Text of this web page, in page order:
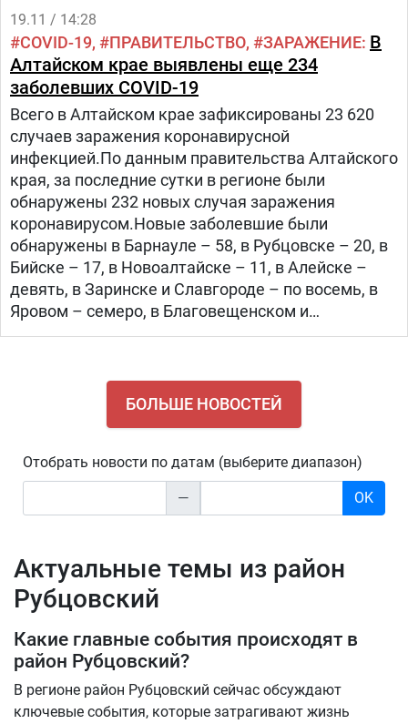
районах – по пятеро, в Алейске и Белокурихе,
Завьяловском, Калманском, Каменском,
19.11 / 14:28
COVID-19 ПРАВИТЕЛЬСТВО ЗАРАЖЕНИЕ В
Алтайском крае выявлены еще 234
заболевших COVID-19
Всего в Алтайском крае зафиксированы 23 620
случаев заражения коронавирусной
инфекцией.По данным правительства Алтайского
края, за последние сутки в регионе были
обнаружены 232 новых случая заражения
коронавирусом.Новые заболевшие были
обнаружены в Барнауле – 58, в Рубцовске – 20, в
Бийске – 17, в Новоалтайске – 11, в Алейске –
девять, в Заринске и Славгороде – по восемь, в
Яровом – семеро, в Благовещенском и
Рубцовском районах – по четверо, в Бурлинском,
БОЛЬШЕ НОВОСТЕЙ
Отобрать новости по датам (выберите диапазон)
— OK
Актуальные темы из район
Рубцовский
Какие главные события происходят в
район Рубцовский?
В регионе район Рубцовский сейчас обсуждают
ключевые события, которые затрагивают жизнь